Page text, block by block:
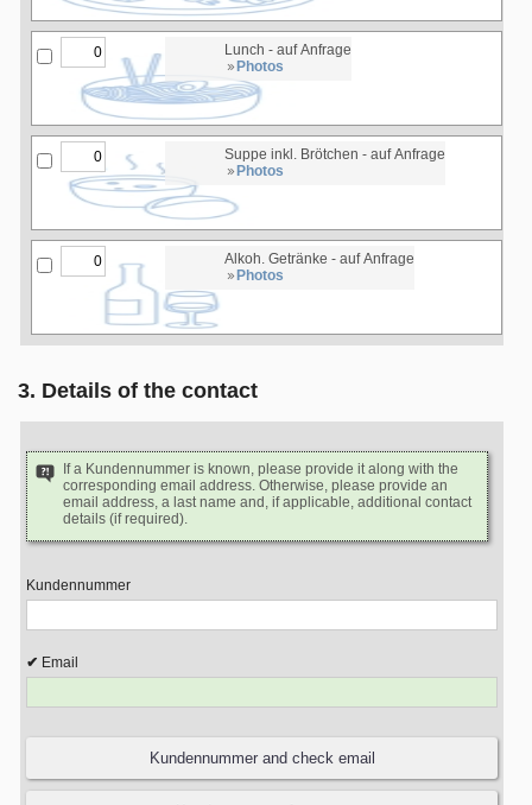
Lunch - auf Anfrage
Photos
Suppe inkl. Brötchen - auf Anfrage
Photos
Alkoh. Getränke - auf Anfrage
Photos
3. Details of the contact
If a Kundennummer is known, please provide it along with the
corresponding email address. Otherwise, please provide an
email address, a last name and, if applicable, additional contact
details (if required).
Kundennummer
Email